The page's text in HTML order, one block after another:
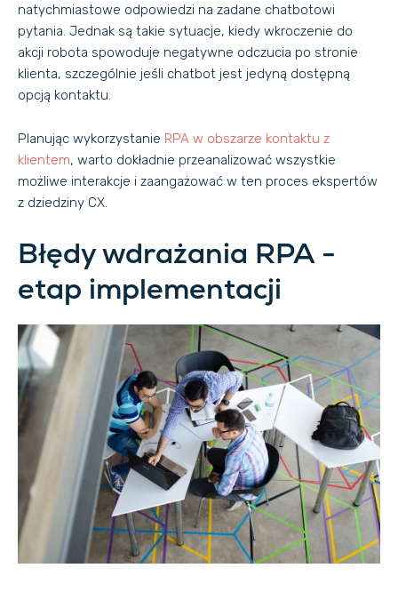
natychmiastowe odpowiedzi na zadane chatbotowi
pytania. Jednak są takie sytuacje, kiedy wkroczenie do
akcji robota spowoduje negatywne odczucia po stronie
klienta, szczególnie jeśli chatbot jest jedyną dostępną
opcją kontaktu.
Planując wykorzystanie RPA w obszarze kontaktu z
klientem, warto dokładnie przeanalizować wszystkie
możliwe interakcje i zaangażować w ten proces ekspertów
z dziedziny CX.
Błędy wdrażania RPA -
etap implementacji